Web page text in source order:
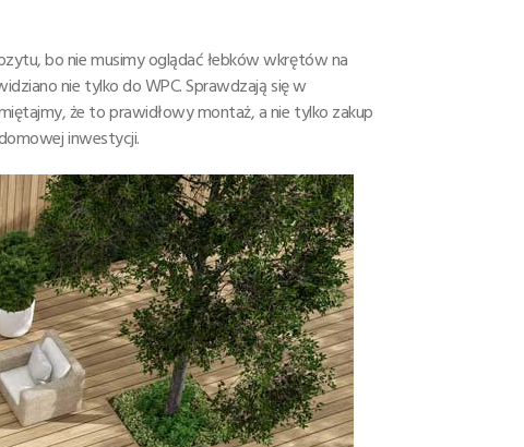
bo nie musimy oglądać łebków wkrętów na
nie tylko do WPC. Sprawdzają się w
że to prawidłowy montaż, a nie tylko zakup
inwestycji.